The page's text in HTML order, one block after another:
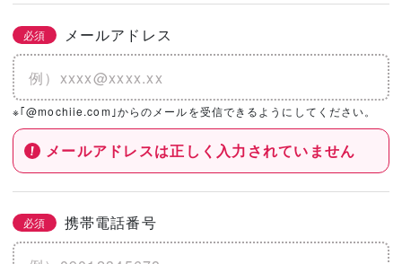
必須 メールアドレス
※｢@mochiie.com｣からのメールを受信できるようにしてください。
メールアドレスは正しく入力されていません
必須 携帯電話番号